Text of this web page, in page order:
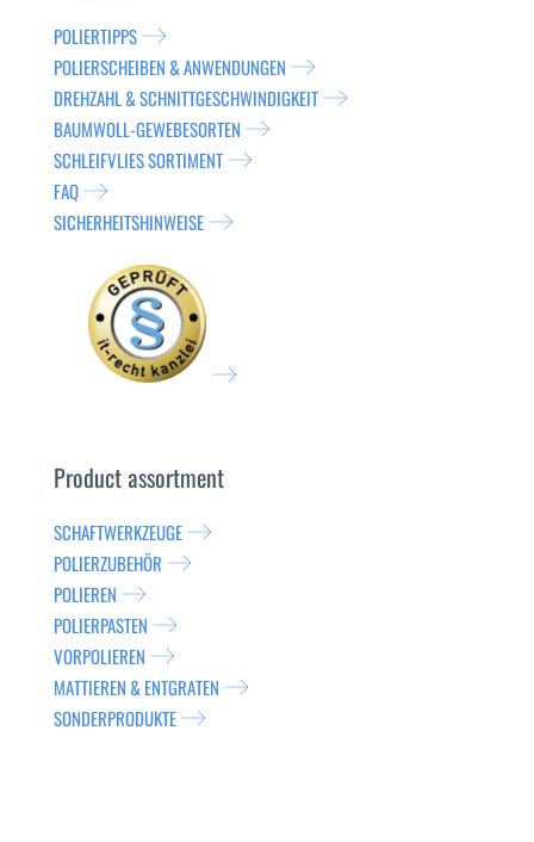
POLIERTIPPS
POLIERSCHEIBEN & ANWENDUNGEN
DREHZAHL & SCHNITTGESCHWINDIGKEIT
BAUMWOLL-GEWEBESORTEN
SCHLEIFVLIES SORTIMENT
FAQ
SICHERHEITSHINWEISE
Product assortment
SCHAFTWERKZEUGE
POLIERZUBEHÖR
POLIEREN
POLIERPASTEN
VORPOLIEREN
MATTIEREN & ENTGRATEN
SONDERPRODUKTE